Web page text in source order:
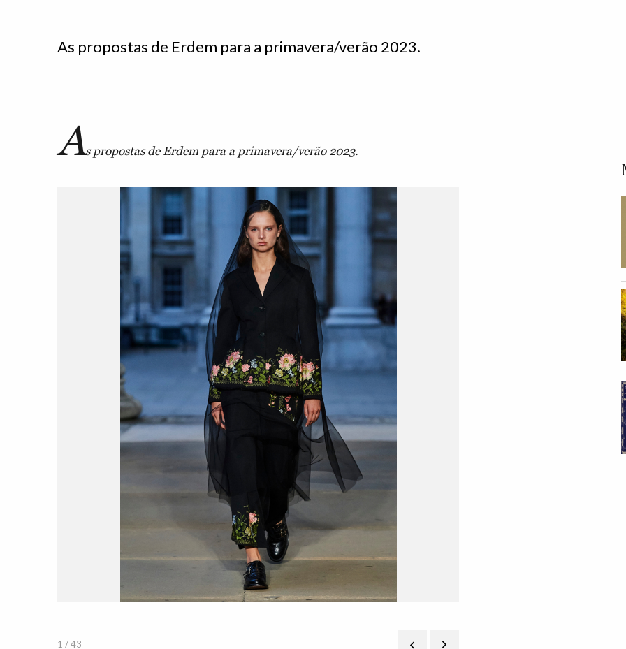
As propostas de Erdem para a primavera/verão 2023.
As propostas de Erdem para a primavera/verão 2023.
1 / 43